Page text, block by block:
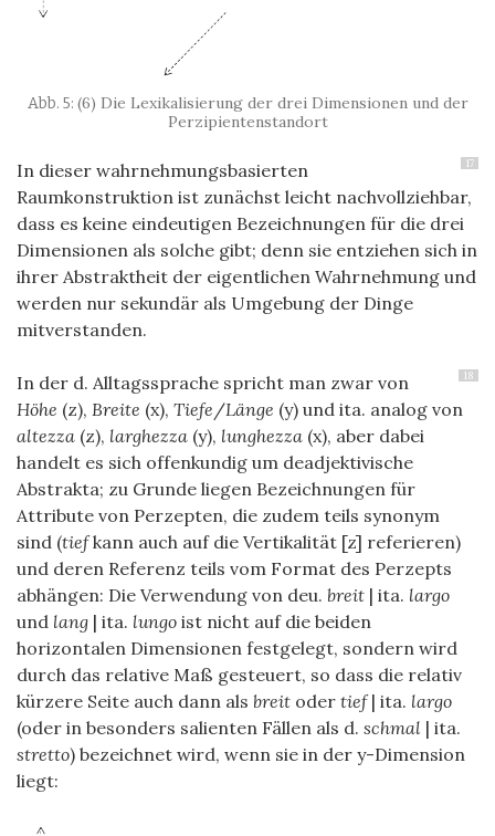
(6) Die Lexikalisierung der drei Dimensionen und der
Perzipientenstandort
17
In dieser wahrnehmungsbasierten
Raumkonstruktion ist zunächst leicht nachvollziehbar,
dass es keine eindeutigen Bezeichnungen für die drei
Dimensionen als solche gibt; denn sie entziehen sich in
ihrer Abstraktheit der eigentlichen Wahrnehmung und
werden nur sekundär als Umgebung der Dinge
mitverstanden.
18
In der d. Alltagssprache spricht man zwar von
Höhe (z), Breite (x), Tiefe /Länge (y) und ita. analog von
altezza (z), larghezza (y), lunghezza (x), aber dabei
handelt es sich offenkundig um deadjektivische
Abstrakta; zu Grunde liegen Bezeichnungen für
Attribute von Perzepten, die zudem teils synonym
sind (tiefkann auch auf die Vertikalität [z] referieren)
und deren Referenz teils vom Format des Perzepts
abhängen: Die Verwendung von deu. breit | ita. largo
und lang | ita. lungo ist nicht auf die beiden
horizontalen Dimensionen festgelegt, sondern wird
durch das relative Maß gesteuert, so dass die relativ
kürzere Seite auch dann als breit oder tief| ita. largo
(oder in besonders salienten Fällen als d. schmal | ita.
stretto) bezeichnet wird, wenn sie in der y-Dimension
liegt: